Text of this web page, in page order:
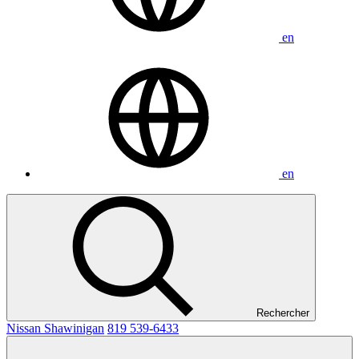
en
en
Rechercher
Nissan Shawinigan 819 539-6433